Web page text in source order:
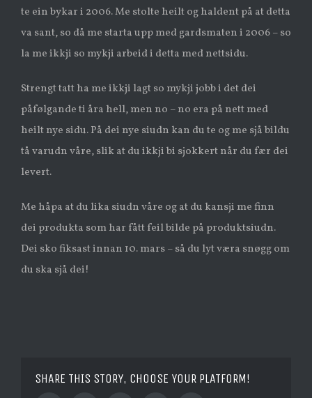
te ein bykar i 2006. Me stolte heilt og haldent på at detta
va sant, so då me starta upp med gardsmaten i 2006 – so
la me ikkji so mykji arbeid i detta med nettsidu.
Strengt tatt ha me ikkji lagt so mykji jobb i det dei
påfølgande ti åra hell, men no – no era på nett med
heilt nye sidu. På dei nye siudn kan du te og me sjå bildu
tå varudn våre, slik at du ikkji bi sjokkert når du fær dei
levert.
Me håpa at du lika siudn våre og at du kansji me finn
dei produkta som har fått feil bilde på produktsiudn.
Dei sko fiksast innan 10. mars – så du lyt væra snøgg om
du ska sjå dei!
SHARE THIS STORY, CHOOSE YOUR PLATFORM!